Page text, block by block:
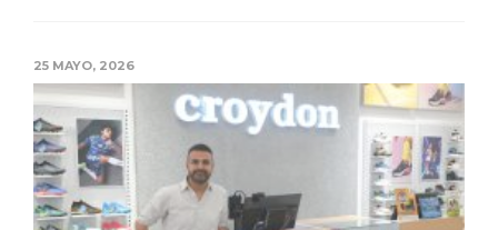
25 MAYO, 2026